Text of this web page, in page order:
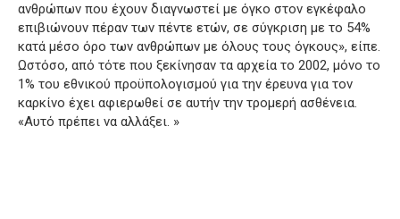
ανθρώπων που έχουν διαγνωστεί με όγκο στον εγκέφαλο
επιβιώνουν πέραν των πέντε ετών, σε σύγκριση με το 54%
κατά μέσο όρο των ανθρώπων με όλους τους όγκους», είπε.
Ωστόσο, από τότε που ξεκίνησαν τα αρχεία το 2002, μόνο το
1% του εθνικού προϋπολογισμού για την έρευνα για τον
καρκίνο έχει αφιερωθεί σε αυτήν την τρομερή ασθένεια.
«Αυτό πρέπει να αλλάξει. »